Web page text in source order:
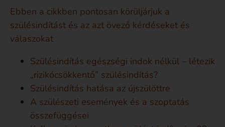
Ebben a cikkben pontosan körüljárjuk a
szülésindítást és az azt övező kérdéseket és
válaszokat
Szülésindítás egészségi indok nélkül – létezik
„rizikócsökkentő” szülésindítás?
Szülésindítás hatása az újszülöttre
A szülészeti események és a szoptatás
összefüggései